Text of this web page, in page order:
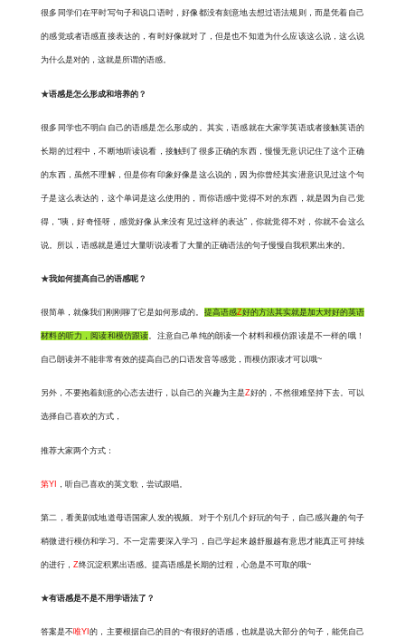
很多同学们在平时写句子和说口语时，好像都没有刻意地去想过语法规则，而是凭着自己
的感觉或者语感直接表达的，有时好像就对了，但是也不知道为什么应该这么说，这么说
为什么是对的，这就是所谓的语感。
★语感是怎么形成和培养的？
很多同学也不明白自己的语感是怎么形成的。其实，语感就在大家学英语或者接触英语的
长期的过程中，不断地听读说看，接触到了很多正确的东西，慢慢无意识记住了这个正确
的东西，虽然不理解，但是你有印象好像是这么说的，因为你曾经其实潜意识见过这个句
子是这么表达的，这个单词是这么使用的，而你语感中觉得不对的东西，就是因为自己觉
得， “咦，好奇怪呀，感觉好像从来没有见过这样的表达”，你就觉得不对，你就不会这么
说。所以，语感就是通过大量听说读看了大量的正确语法的句子慢慢自我积累出来的。
★我如何提高自己的语感呢？
很简单，就像我们刚刚聊了它是如何形成的。 提高语感Z好的方法其实就是加大对好的英语
材料的听力，阅读和模仿跟读。注意自己单纯的朗读一个材料和模仿跟读是不一样的哦！
自己朗读并不能非常有效的提高自己的口语发音等感觉，而模仿跟读才可以哦~
另外，不要抱着刻意的心态去进行，以自己的兴趣为主是Z好的，不然很难坚持下去。可以
选择自己喜欢的方式，
推荐大家两个方式：
第YI ，听自己喜欢的英文歌，尝试跟唱。
第二，看美剧或地道母语国家人发的视频。对于个别几个好玩的句子，自己感兴趣的句子
稍微进行模仿和学习。不一定需要深入学习，自己学起来越舒服越有意思才能真正可持续
的进行，Z终沉淀积累出语感。提高语感是长期的过程，心急是不可取的哦~
★有语感是不是不用学语法了？
答案是不唯YI的，主要根据自己的目的~有很好的语感，也就是说大部分的句子，能凭自己